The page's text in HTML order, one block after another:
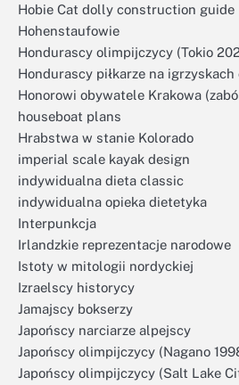
Hobie Cat dolly construction guide
Hohenstaufowie
Hondurascy olimpijczycy (Tokio
Hondurascy piłkarze na
Honorowi obywatele Krakowa
houseboat plans
Hrabstwa w stanie Kolorado
imperial scale kayak design
indywidualna dieta classic
indywidualna opieka dietetyka
Interpunkcja
Irlandzkie reprezentacje narodowe
Istoty w mitologii nordyckiej
Izraelscy historycy
Jamajscy bokserzy
Japońscy narciarze alpejscy
Japońscy olimpijczycy (Nagano
Japońscy olimpijczycy (Salt Lake